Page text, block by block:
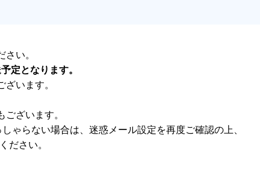
い。
定となります。
います。
ざいます。
ゃらない場合は、迷惑メール設定を再度ご確認の上、
ださい。